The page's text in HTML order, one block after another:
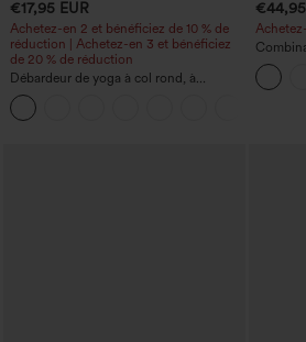
€17,95 EUR
Achetez-en 2 et bénéficiez de 10 % de
réduction | Achetez-en 3 et bénéficiez
de 20 % de réduction
Débardeur de yoga à col rond, à
fronces, effet rafraîchissant - UPF50+
frais,
Peezy